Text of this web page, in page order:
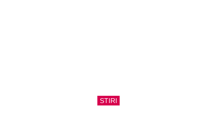
STIRI